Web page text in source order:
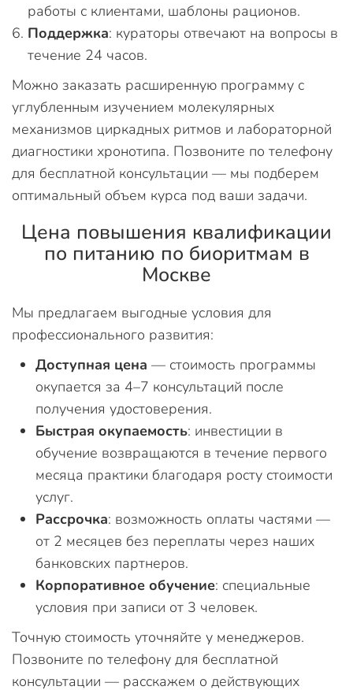
работы с клиентами, шаблоны рационов.
Поддержка: кураторы отвечают на вопросы в
течение 24 часов.
Можно заказать расширенную программу с
углубленным изучением молекулярных
механизмов циркадных ритмов и лабораторной
диагностики хронотипа. Позвоните по телефону
для бесплатной консультации — мы подберем
оптимальный объем курса под ваши задачи.
Цена повышения квалификации
по питанию по биоритмам в
Москве
Мы предлагаем выгодные условия для
профессионального развития:
Доступная цена — стоимость программы
окупается за 4–7 консультаций после
получения удостоверения.
Быстрая окупаемость: инвестиции в
обучение возвращаются в течение первого
месяца практики благодаря росту стоимости
услуг.
Рассрочка: возможность оплаты частями —
от 2 месяцев без переплаты через наших
банковских партнеров.
Корпоративное обучение: специальные
условия при записи от 3 человек.
Точную стоимость уточняйте у менеджеров.
Позвоните по телефону для бесплатной
консультации — расскажем о действующих